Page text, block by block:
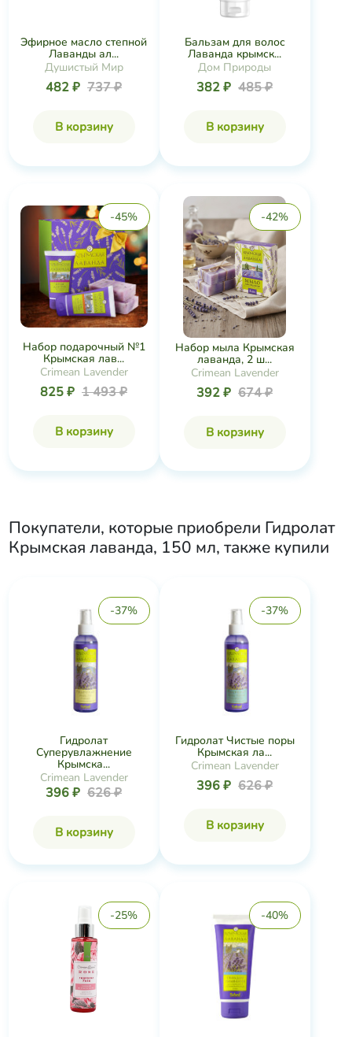
Эфирное масло степной
Лаванды ал...
Душистый Мир
482 ₽ 737 ₽
В корзину
Бальзам для волос
Лаванда крымск...
Дом Природы
382 ₽ 485 ₽
В корзину
-45%
Набор подарочный №1
Крымская лав...
Crimean Lavender
825 ₽ 1 493 ₽
В корзину
-42%
Набор мыла Крымская
лаванда, 2 ш...
Crimean Lavender
392 ₽ 674 ₽
В корзину
Покупатели, которые приобрели Гидролат
Крымская лаванда, 150 мл, также купили
-37%
Гидролат
Суперувлажнение
Крымска...
Crimean Lavender
396 ₽ 626 ₽
В корзину
-37%
Гидролат Чистые поры
Крымская ла...
Crimean Lavender
396 ₽ 626 ₽
В корзину
-25% -40%